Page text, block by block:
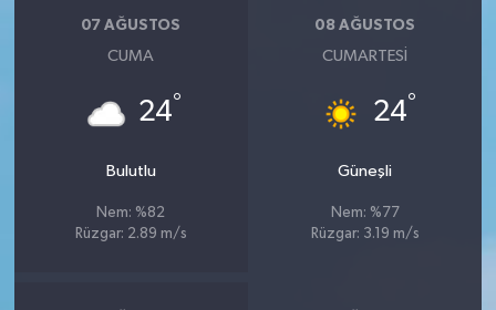
07 AĞUSTOS
CUMA
24°
Bulutlu
Nem: %82
Rüzgar: 2.89 m/s
08 AĞUSTOS
CUMARTESI
24°
Güneşli
Nem: %77
Rüzgar: 3.19 m/s